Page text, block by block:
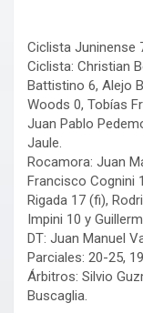
Ciclista Juninense
Ciclista: Christian
Battistino 6, Alejo
Woods 0, Tobías
Juan Pablo
Jaule.
Rocamora: Juan
Francisco Cognini
Rigada 17 (fi),
Impini 10 y
DT: Juan Manuel
Parciales: 20-25,
Árbitros: Silvio
Buscaglia.